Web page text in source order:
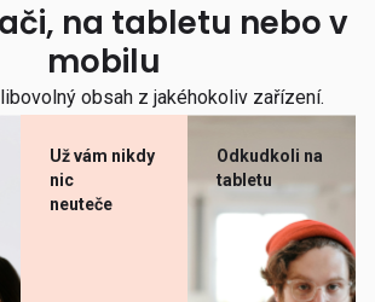
na tabletu nebo v
mobilu
obsah z jakéhokoliv zařízení.
Už vám nikdy
nic
neuteče
Odkudkoli na
tabletu